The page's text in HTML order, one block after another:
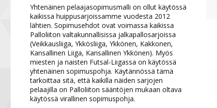
Yhtenäinen pelaajasopimusmalli on ollut käytössä
kaikissa huippusarjoissamme vuodesta 2012
lähtien. Sopimusehdot ovat voimassa kaikissa
Palloliiton valtakunnallisissa jalkapallosarjoissa
(Veikkausliiga, Ykkösliiga, Ykkönen, Kakkonen,
Kansallinen Liiga, Kansallinen Ykkönen). Myös
miesten ja naisten Futsal-Liigassa on käytössä
yhtenäinen sopimuspohja. Käytännössä tämä
tarkoittaa sitä, että kaikilla näiden sarjojen
pelaajilla on Palloliiton sääntöjen mukaan oltava
käytössä virallinen sopimuspohja.